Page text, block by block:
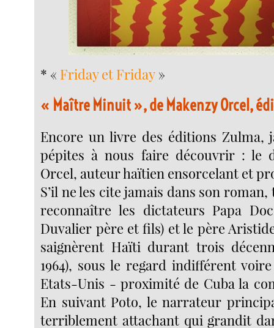
* « Friday et Friday »
« Maître Minuit », de Makenzy Orcel,
Encore un livre des éditions Zulma,
pépites à nous faire découvrir : le
Orcel, auteur haïtien ensorcelant et
S’il ne les cite jamais dans son
reconnaître les dictateurs Papa
Duvalier père et fils) et le père
saignèrent Haïti durant trois
1964), sous le regard indifférent
Etats-Unis - proximité de Cuba la
En suivant Poto, le narrateur
terriblement attachant qui grandit